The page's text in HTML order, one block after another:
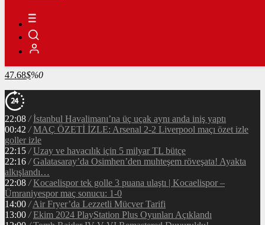
RİPPLE
49.24
%-0.4
TETHER
47.68$%0
22:08 / İstanbul Havalimanı’na üç uçak aynı anda iniş yaptı
00:42 / MAÇ ÖZETİ İZLE: Arsenal 2-2 Liverpool maçı özet izle
goller izle
22:15 / Uzay ve havacılık için 5 milyar TL bütçe
22:16 / Galatasaray’da Osimhen’den muhteşem röveşata! Ayakta
alkışlandı…
22:08 / Kocaelispor tek golle 3 puana ulaştı | Kocaelispor –
Ümraniyespor maç sonucu: 1-0
14:00 / Air Fryer’da Lezzetli Mücver Tarifi
13:00 / Ekim 2024 PlayStation Plus Oyunları Açıklandı